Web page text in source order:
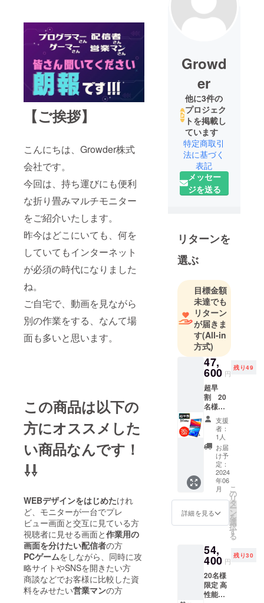
【ご挨拶】
こんにちは、Growder株式
会社です。
今回は、持ち運びにも便利
な折り畳みマルチモニター
をご紹介いたします。
昨今はどこにいても、何を
していてもインターネット
が必須の時代になりました
ね。
ご自宅で、動画を見ながら
別の作業をする、なんて場
面も多いと思います。
この商品は以下の
方にオススメした
い商品なんです！
⇩⇩
WEBデザインをはじめたけれ
ど、モニターが一台でプレ
ビュー画面と交互に見ている方
視聴者に見せる画面と作業用の
画面を分けたい配信者の方
PCゲームをしながら、同時に攻
略サイトやSNSを開きたい方
商談などでお客様に比較した資
料をみせたい営業マンの方
Growd
er
他に3件の
プロジェク
トを掲載し
ています
特定商取引
法に基づく
表記
メッセー
ジを送る
リターンを
選ぶ
目標金額
未達でも
リターン
が届きま
す(All-in
方式)
47,
600 円
残り49
超早
割 20
名様限
定 高性
能マル
チモニ
ター×1
個 一般
販売予
定価
格：
68,000
円（税
込）
→30％
一式】
・電源
アダプ
ター ・
TypeC‐
USB
支援
者：
1人
お届
け予
定：
2024
年06
月
詳細を見る
こ
の
リ
タ
ー
ン
を
選
択
す
る
54,
400 円
残り30
20名様
限定 高
性能マ